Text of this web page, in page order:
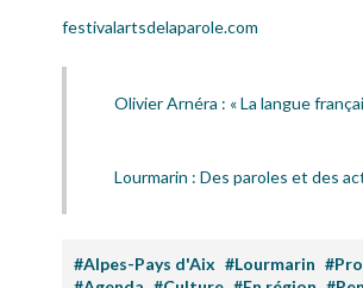
festivalartsdelaparole.com
Olivier Arnéra : « La langue
Lourmarin : Des paroles et des
#Alpes-Pays d'Aix #Lourmarin